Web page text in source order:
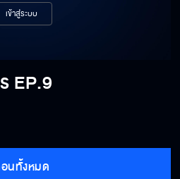
เข้าสู่ระบบ
EP.9
นทั้งหมด
เสือพันธุ์มังกร EP.9[5/10]